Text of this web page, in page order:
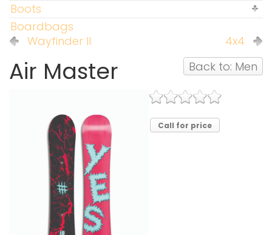
Boots
Boardbags
Wayfinder II
4x4
Back to: Men
Air Master
Call for price